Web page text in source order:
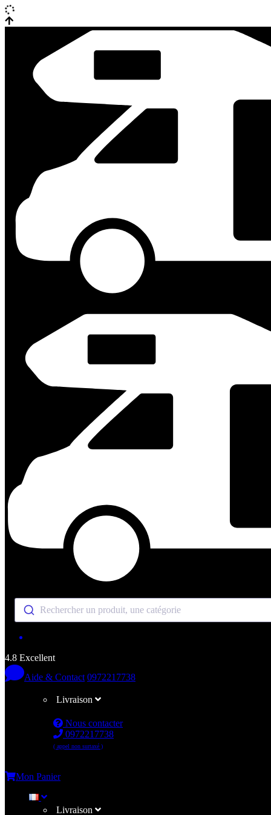
Rechercher un produit, une catégorie
4.8 Excellent
Aide & Contact 0972217738
Livraison
Nous contacter
0972217738
( appel non surtaxé )
Mon Panier
Livraison